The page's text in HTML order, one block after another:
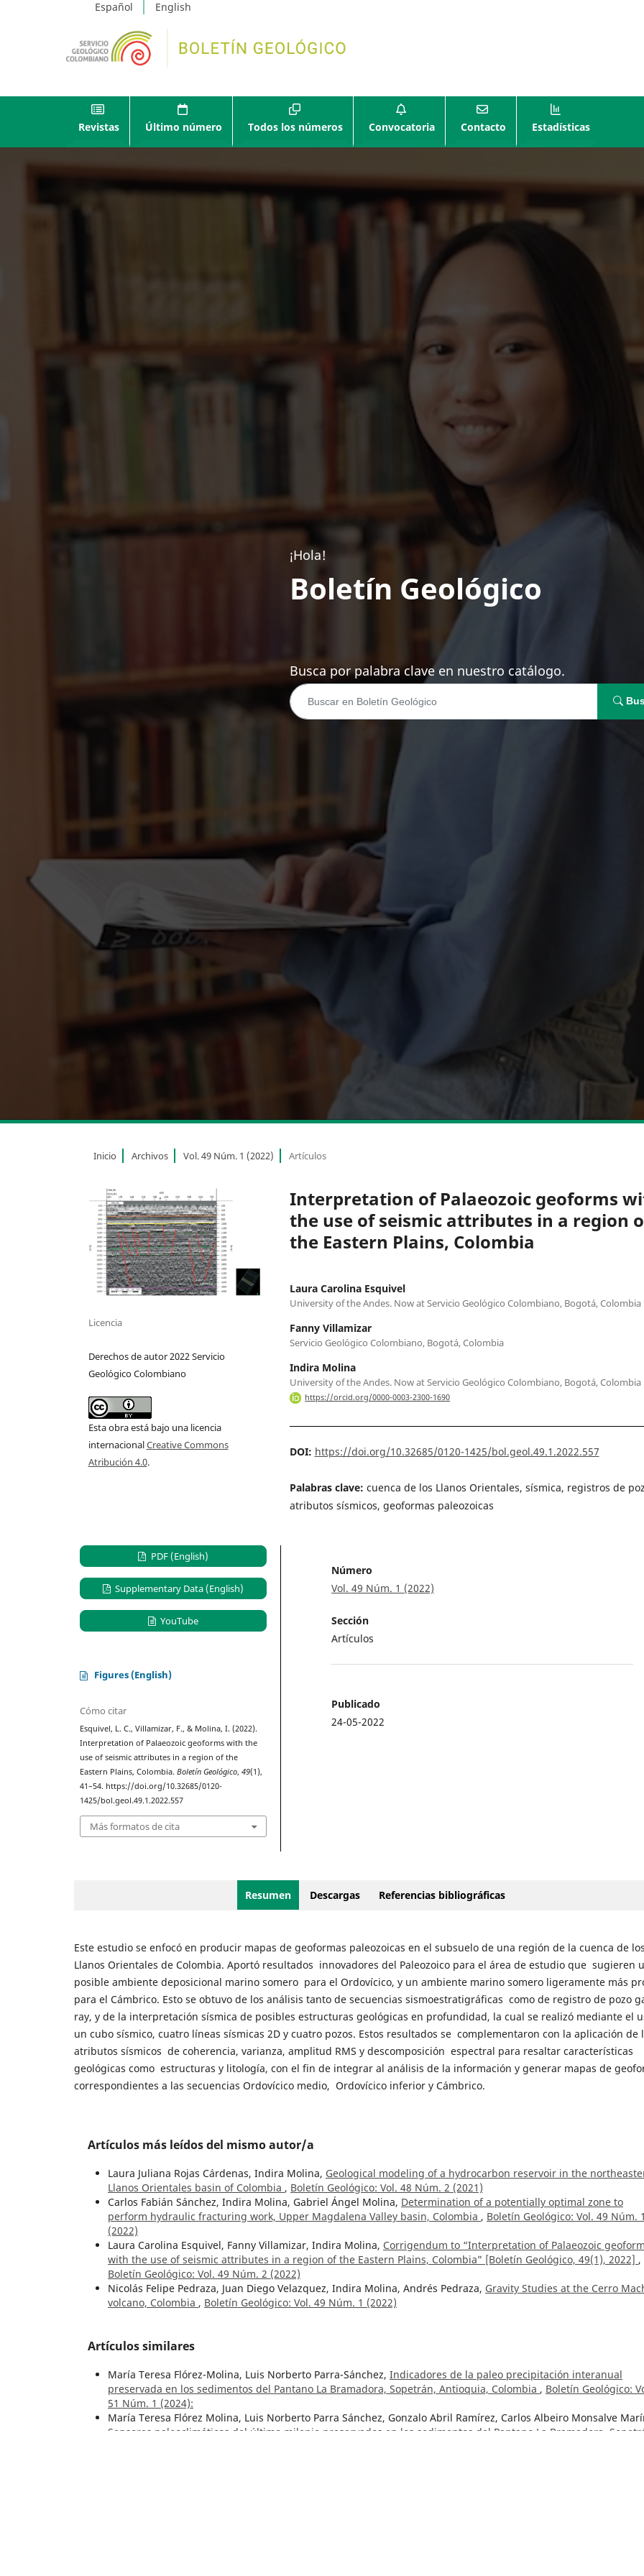
Español English
Revistas Último número Todos los números Convocatoria Contacto Estadísticas
¡Hola!
Boletín Geológico
Busca por palabra clave en nuestro catálogo.
Inicio Archivos Vol. 49 Núm. 1 (2022) Artículos
Interpretation of Palaeozoic geoforms
the use of seismic attributes in a region
the Eastern Plains, Colombia
Laura Carolina Esquivel
University of the Andes. Now at Servicio Geológico Colombiano, Bogotá, Colombia
Fanny Villamizar
Servicio Geológico Colombiano, Bogotá, Colombia
Indira Molina
University of the Andes. Now at Servicio Geológico Colombiano, Bogotá, Colombia
https://orcid.org/0000-0003-2300-1690
DOI: https://doi.org/10.32685/0120-1425/bol.geol.49.1.2022.557
Palabras clave: cuenca de los Llanos Orientales, sísmica, registros de
atributos sísmicos, geoformas paleozoicas
Licencia
Derechos de autor 2022 Servicio
Geológico Colombiano
Esta obra está bajo una licencia
internacionalCreative Commons
Atribución 4.0.
PDF (English)
Supplementary Data (English)
YouTube
Figures (English)
Cómo citar
Esquivel, L. C., Villamizar, F., & Molina, I. (2022).
Interpretation of Palaeozoic geoforms with the
use of seismic attributes in a region of the
Eastern Plains, Colombia.Boletín Geológico,49(1),
41–54. https://doi.org/10.32685/0120-
1425/bol.geol.49.1.2022.557
Más formatos de cita
Número
Vol. 49 Núm. 1 (2022)
Sección
Artículos
Publicado
24-05-2022
Resumen Descargas Referencias bibliográficas
Este estudio se enfocó en producir mapas de geoformas paleozoicas en el subsuelo de una región de la cuenca de
Llanos Orientales de Colombia. Aportó resultados innovadores del Paleozoico para el área de estudio que sugieren
posible ambiente deposicional marino somero para el Ordovícico, y un ambiente marino somero ligeramente más
para el Cámbrico. Esto se obtuvo de los análisis tanto de secuencias sismoestratigráficas como de registro de pozo
ray, y de la interpretación sísmica de posibles estructuras geológicas en profundidad, la cual se realizó mediante el
un cubo sísmico, cuatro líneas sísmicas 2D y cuatro pozos. Estos resultados se complementaron con la aplicación de
atributos sísmicos de coherencia, varianza, amplitud RMS y descomposición espectral para resaltar características
geológicas como estructuras y litología, con el fin de integrar al análisis de la información y generar mapas de
correspondientes a las secuencias Ordovícico medio, Ordovícico inferior y Cámbrico.
Artículos más leídos del mismo autor/a
Laura Juliana Rojas Cárdenas, Indira Molina, Geological modeling of a hydrocarbon reservoir in the
Llanos Orientales basin of Colombia , Boletín Geológico: Vol. 48 Núm. 2 (2021)
Carlos Fabián Sánchez, Indira Molina, Gabriel Ángel Molina, Determination of a potentially optimal zone to
perform hydraulic fracturing work, Upper Magdalena Valley basin, Colombia , Boletín Geológico: Vol. 49 Núm.
(2022)
Laura Carolina Esquivel, Fanny Villamizar, Indira Molina, Corrigendum to “Interpretation of Palaeozoic
with the use of seismic attributes in a region of the Eastern Plains, Colombia” [Boletín Geológico, 49(1), 2022] ,
Boletín Geológico: Vol. 49 Núm. 2 (2022)
Nicolás Felipe Pedraza, Juan Diego Velazquez, Indira Molina, Andrés Pedraza, Gravity Studies at the Cerro
volcano, Colombia , Boletín Geológico: Vol. 49 Núm. 1 (2022)
Artículos similares
María Teresa Flórez-Molina, Luis Norberto Parra-Sánchez, Indicadores de la paleo precipitación interanual
preservada en los sedimentos del Pantano La Bramadora, Sopetrán, Antioquia, Colombia , Boletín Geológico:
51 Núm. 1 (2024):
María Teresa Flórez Molina, Luis Norberto Parra Sánchez, Gonzalo Abril Ramírez, Carlos Albeiro Monsalve
Sensores paleoclimáticos del último milenio preservados en los sedimentos del Pantano La Bramadora,